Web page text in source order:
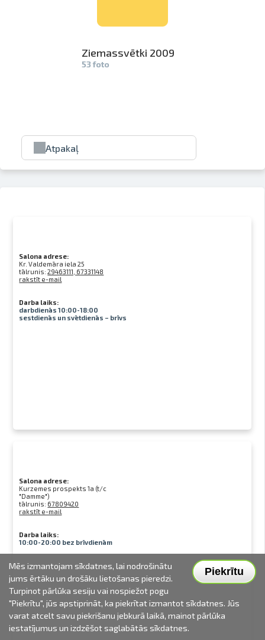
Ziemassvēt­ki 2009
53 foto
Atpakaļ
Salona adrese:
Kr. Valdemāra iela 25
tālrunis:29463111, 67331148
rakstīt e-mail
Darba laiks:
darbdienās 10:00-18:00
sestdienās un svētdienās – brīvs
Salona adrese:
Kurzemes prospekts 1a (t/c
"Damme")
tālrunis: 67809420
rakstīt e-mail
Darba laiks:
10:00-20:00 bez brīvdienām
Piekrītu
Mēs izmantojam sīkdatnes, lai nodrošinātu
jums ērtāku un drošāku lietošanas pieredzi.
Turpinot pārlūka sesiju vai nospiežot pogu
"Piekrītu", jūs apstiprināt, ka piekrītat izmantot sīkdatnes. Jūs
varat atcelt savu piekrišanu jebkurā laikā, mainot pārlūka
iestatījumus un izdzēšot saglabātās sīkdatnes.